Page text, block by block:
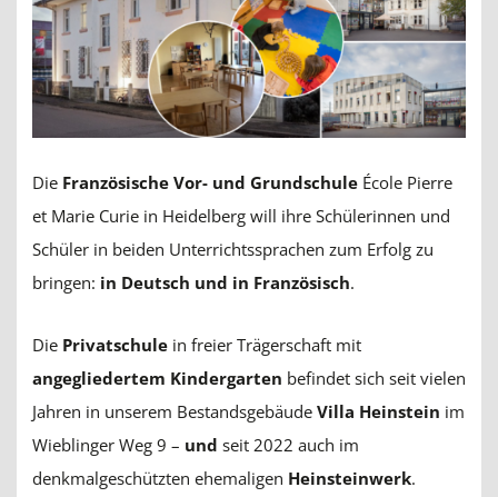
Die Französische Vor- und Grundschule École Pierre
et Marie Curie in Heidelberg will ihre Schülerinnen und
Schüler in beiden Unterrichtssprachen zum Erfolg zu
bringen: in Deutsch und in Französisch.
Die Privatschule in freier Trägerschaft mit
angegliedertem Kindergarten befindet sich seit vielen
Jahren in unserem Bestandsgebäude Villa Heinstein im
Wieblinger Weg 9 – und seit 2022 auch im
denkmalgeschützten ehemaligen Heinsteinwerk.